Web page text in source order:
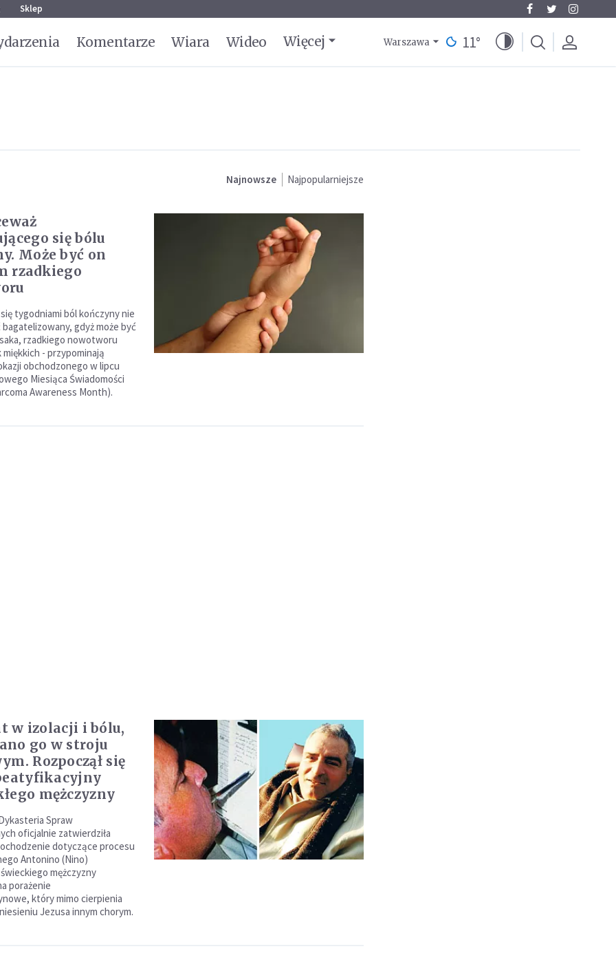
Sklep
Komentarze Wiara Wideo Więcej Warszawa 11°
Najnowsze Najpopularniejsze
się bólu
Może być on
rzadkiego
tygodniami ból kończyny nie
gdyż może być
rzadkiego nowotworu
- przypominają
obchodzonego w lipcu
Miesiąca Świadomości
Awareness Month).
w izolacji i bólu,
go w stroju
Rozpoczął się
mężczyzny
Spraw
oficjalnie zatwierdziła
dotyczące procesu
Antonino (Nino)
mężczyzny
porażenie
który mimo cierpienia
Jezusa innym chorym.